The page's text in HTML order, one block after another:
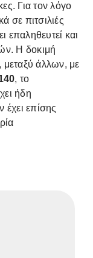
Για τον λόγο
σε πιτσιλιές
επαληθευτεί και
Η δοκιμή
μεταξύ άλλων, με
, το
ήδη
επίσης